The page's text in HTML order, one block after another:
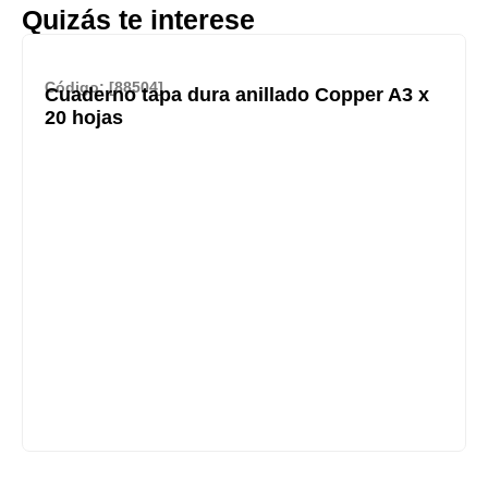
Quizás te interese
Código: [88504]
Cuaderno tapa dura anillado Copper A3 x
20 hojas